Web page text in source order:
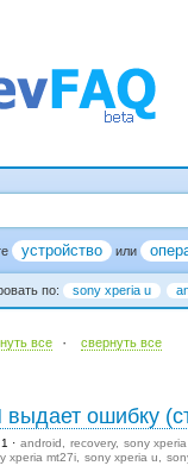
устройство или
по: sony xperia u
все · cвернуть все
выдает ошибку
android recovery sony
xperia mt27i sony xperia u